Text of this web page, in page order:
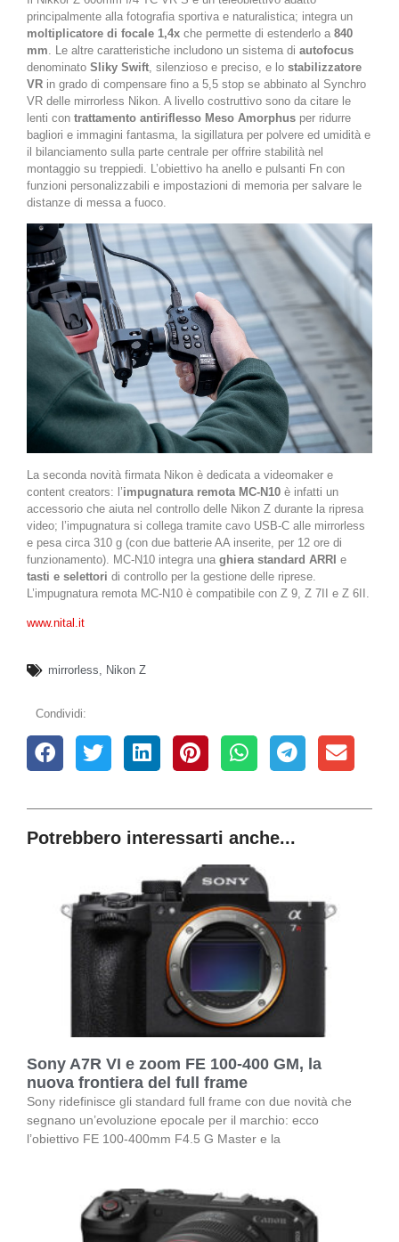
principalmente alla fotografia sportiva e naturalistica; integra un
moltiplicatore di focale 1,4x che permette di estenderlo a 840
mm . Le altre caratteristiche includono un sistema di autofocus
denominato Sliky Swift , silenzioso e preciso, e lo stabilizzatore
VR in grado di compensare fino a 5,5 stop se abbinato al Synchro
VR delle mirrorless Nikon. A livello costruttivo sono da citare le
lenti con trattamento antiriflesso Meso Amorphus per ridurre
bagliori e immagini fantasma, la sigillatura per polvere ed umidità e
il bilanciamento sulla parte centrale per offrire stabilità nel
montaggio su treppiedi. L’obiettivo ha anello e pulsanti Fn con
funzioni personalizzabili e impostazioni di memoria per salvare le
distanze di messa a fuoco.
La seconda novità firmata Nikon è dedicata a videomaker e
content creators: l’impugnatura remota MC-N10 è infatti un
accessorio che aiuta nel controllo delle Nikon Z durante la ripresa
video; l’impugnatura si collega tramite cavo USB-C alle mirrorless
e pesa circa 310 g (con due batterie AA inserite, per 12 ore di
funzionamento). MC-N10 integra una ghiera standard ARRI e
tasti e selettori di controllo per la gestione delle riprese.
L’impugnatura remota MC-N10 è compatibile con Z 9, Z 7II e Z 6II.
www.nital.it
mirrorless, Nikon Z
Condividi:
Potrebbero interessarti anche...
Sony A7R VI e zoom FE 100-400 GM, la
nuova frontiera del full frame
Sony ridefinisce gli standard full frame con due novità che
segnano un’evoluzione epocale per il marchio: ecco
l’obiettivo FE 100-400mm F4.5 G Master e la